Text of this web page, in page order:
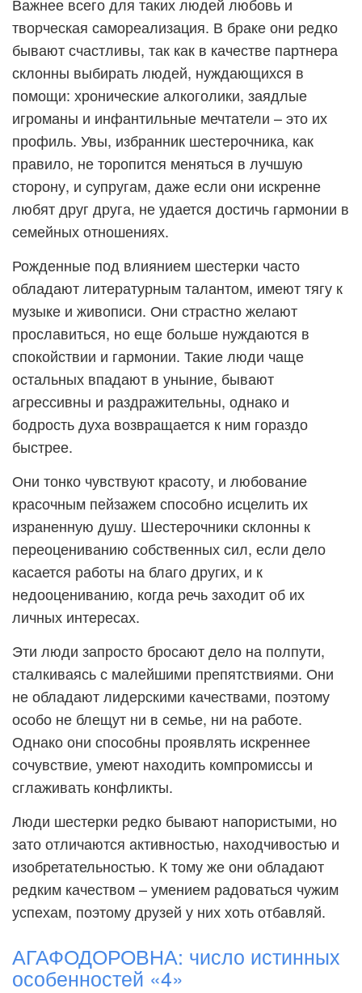
творческая самореализация. В браке они редко
бывают счастливы, так как в качестве партнера
склонны выбирать людей, нуждающихся в
помощи: хронические алкоголики, заядлые
игроманы и инфантильные мечтатели – это их
профиль. Увы, избранник шестерочника, как
правило, не торопится меняться в лучшую
сторону, и супругам, даже если они искренне
любят друг друга, не удается достичь гармонии в
семейных отношениях.
Рожденные под влиянием шестерки часто
обладают литературным талантом, имеют тягу к
музыке и живописи. Они страстно желают
прославиться, но еще больше нуждаются в
спокойствии и гармонии. Такие люди чаще
остальных впадают в уныние, бывают
агрессивны и раздражительны, однако и
бодрость духа возвращается к ним гораздо
быстрее.
Они тонко чувствуют красоту, и любование
красочным пейзажем способно исцелить их
израненную душу. Шестерочники склонны к
переоцениванию собственных сил, если дело
касается работы на благо других, и к
недооцениванию, когда речь заходит об их
личных интересах.
Эти люди запросто бросают дело на полпути,
сталкиваясь с малейшими препятствиями. Они
не обладают лидерскими качествами, поэтому
особо не блещут ни в семье, ни на работе.
Однако они способны проявлять искреннее
сочувствие, умеют находить компромиссы и
сглаживать конфликты.
Люди шестерки редко бывают напористыми, но
зато отличаются активностью, находчивостью и
изобретательностью. К тому же они обладают
редким качеством – умением радоваться чужим
успехам, поэтому друзей у них хоть отбавляй.
АГАФОДОРОВНА: число истинных
особенностей «4»